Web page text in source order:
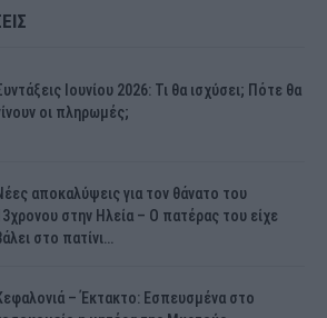
Ιουνίου 2026: Τι θα ισχύσει; Πότε θα
οι πληρωμές;
αποκαλύψεις για τον θάνατο του
στην Ηλεία – Ο πατέρας του είχε
στο πατίνι…
– Έκτακτο: Εσπευσμένα στο